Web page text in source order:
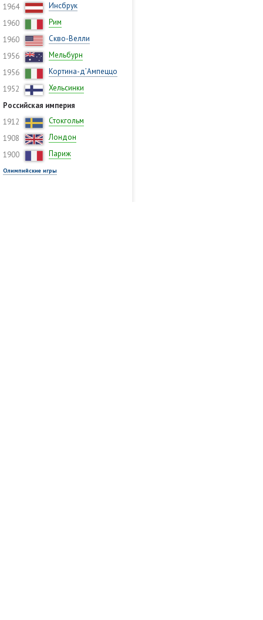
1964
Инсбрук
1960
Рим
1960
Скво-Велли
1956
Мельбурн
1956
Кортина-д’Ампеццо
1952
Хельсинки
Российская империя
1912
Стокгольм
1908
Лондон
1900
Париж
Олимпийские игры